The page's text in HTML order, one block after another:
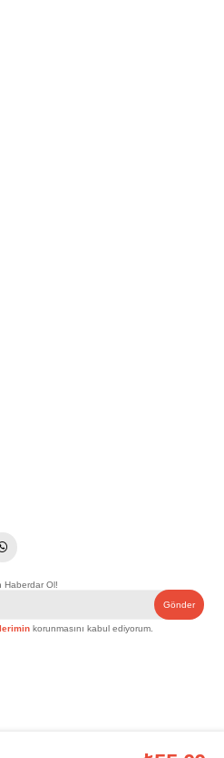
Haberdar Ol!
Gönder
korunmasını kabul ediyorum.
Market . Tüm hakları saklıdır.